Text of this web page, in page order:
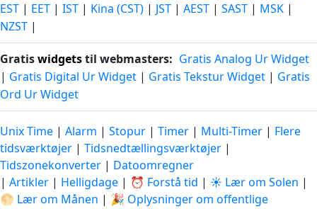
EST | EET | IST | Kina (CST) | JST | AEST | SAST | MSK |
NZST |
Gratiswidgetstil webmasters: Gratis Analog Ur Widget
| Gratis Digital Ur Widget | Gratis Tekstur Widget | Gratis
Ord Ur Widget
Unix Time | Alarm | Stopur | Timer | Multi-Timer | Flere
tidsværktøjer | Tidsnedtællingsværktøjer |
Tidszonekonverter | Datoomregner
| Artikler | Helligdage | ⏰ Forstå tid | ☀️ Lær om Solen |
🌕 Lær om Månen | 🎉 Oplysninger om offentlige